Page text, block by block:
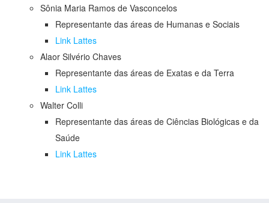
Sônia Maria Ramos de Vasconcelos
Representante das áreas de Humanas e Sociais
Link Lattes
Alaor Silvério Chaves
Representante das áreas de Exatas e da Terra
Link Lattes
Walter Colli
Representante das áreas de Ciências Biológicas e da
Saúde
Link Lattes